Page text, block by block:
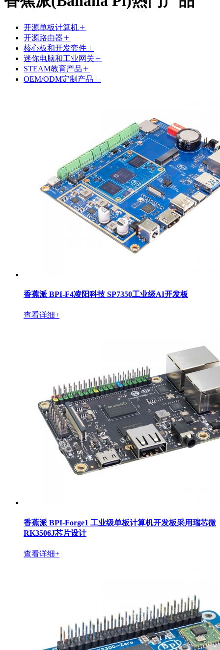
开源单板计算机
开源路由器
核心板和开发套件
迷你电脑和工业网关
STEAM教育产品
OEM/ODM定制产品
香蕉派 BPI-F4凌阳科技 SP7350工业级AI开发板
查看详细+
香蕉派 BPI-Forge1 工业级单板计算机开发板采用瑞芯微
RK3506J芯片设计
查看详细+